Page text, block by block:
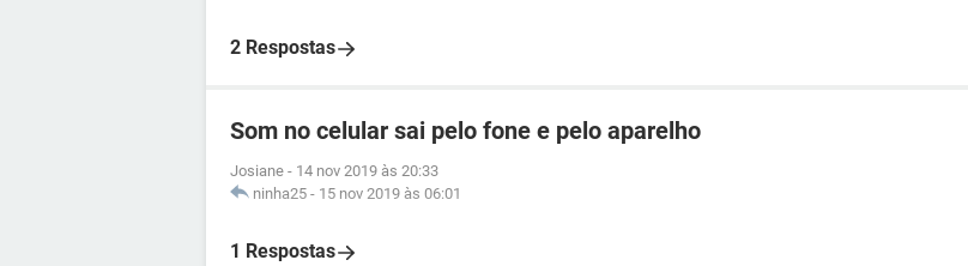
2 Respostas
Som no celular sai pelo fone e pelo aparelho
Josiane - 14 nov 2019 às 20:33
ninha25 - 15 nov 2019 às 06:01
1 Respostas